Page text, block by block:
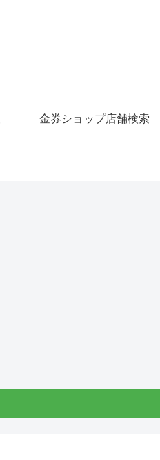
金券ショップ店舗検索